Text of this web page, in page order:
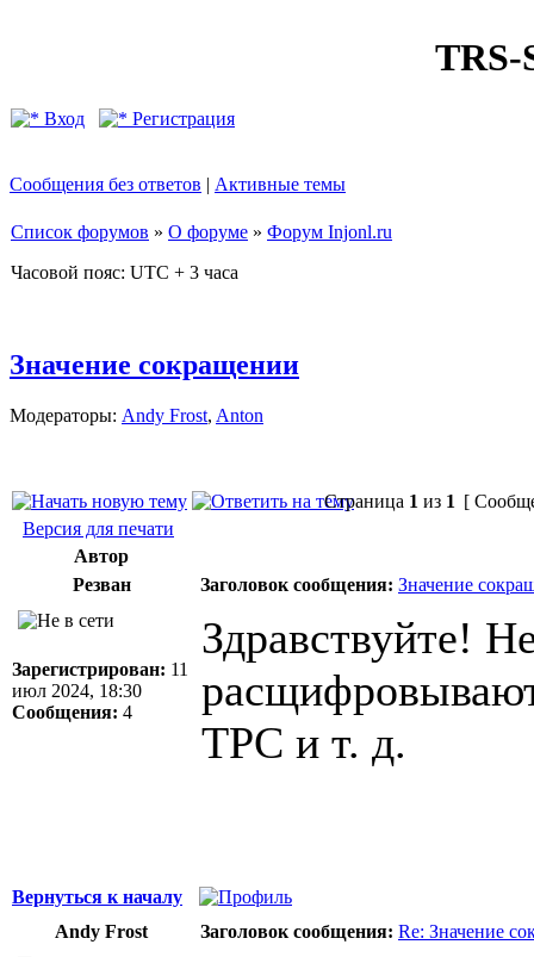
TRS-
Вход Регистрация
Сообщения без ответов | Активные темы
Список форумов » О форуме » Форум Injonl.ru
Часовой пояс: UTC + 3 часа
Значение сокращении
Модераторы: Andy Frost, Anton
Страница 1 из 1 [
Версия для печати
Автор
Резван
Заголовок сообщения: Значение
Зарегистрирован: 11
июл 2024, 18:30
Сообщения: 4
Здравствуйте!
ТРС и т. д.
Вернуться к началу
Andy Frost
Заголовок сообщения: Re: Значение